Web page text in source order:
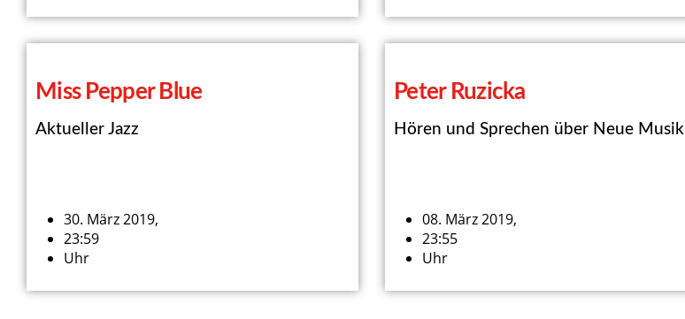
Miss Pepper Blue
Aktueller Jazz
30. März 2019,
23:59
Uhr
Peter Ruzicka
Hören und Sprechen über Neue Musik
08. März 2019,
23:55
Uhr